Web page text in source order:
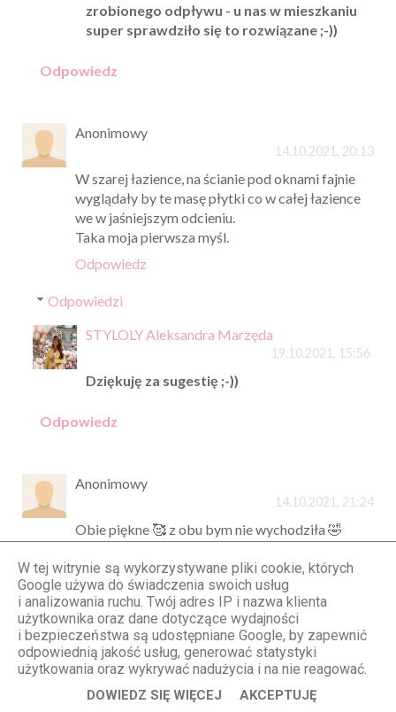
zrobionego odpływu - u nas w mieszkaniu
super sprawdziło się to rozwiązane ;-))
Odpowiedz
Anonimowy
14.10.2021, 20:13
W szarej łazience, na ścianie pod oknami fajnie
wyglądały by te masę płytki co w całej łazience
we w jaśniejszym odcieniu.
Taka moja pierwsza myśl.
Odpowiedz
Odpowiedzi
STYLOLY Aleksandra Marzęda
19.10.2021, 15:56
Dziękuję za sugestię ;-))
Odpowiedz
Anonimowy
14.10.2021, 21:24
Obie piękne 🥰 z obu bym nie wychodziła 🤣
Odpowiedzi
STYLOLY Aleksandra Marzęda
19.10.2021, 15:56
I ja po wprowadzeniu mam taki zamiar :D
W tej witrynie są wykorzystywane pliki cookie, których
Google używa do świadczenia swoich usług
i analizowania ruchu. Twój adres IP i nazwa klienta
użytkownika oraz dane dotyczące wydajności
i bezpieczeństwa są udostępniane Google, by zapewnić
odpowiednią jakość usług, generować statystyki
użytkowania oraz wykrywać nadużycia i na nie reagować.
DOWIEDZ SIĘ WIĘCEJ AKCEPTUJĘ